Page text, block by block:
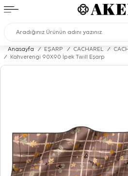
Anasayfa / EŞARP / CACHAREL /
/
Kahverengi 90X90 İpek Twill Eşarp